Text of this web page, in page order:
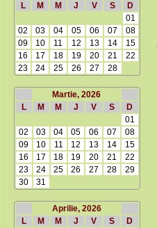
L
M M J V S
D
01
02
03 04 05 06 07
08
09
10 11 12 13 14
15
16
17 18 19 20 21
22
23
24 25 26 27 28
Martie, 2026
L
M M J V S
D
01
02
03 04 05 06 07
08
09
10 11 12 13 14
15
16
17 18 19 20 21
22
23
24 25 26 27 28
29
30
31
Aprilie, 2026
L
M M J V S
D